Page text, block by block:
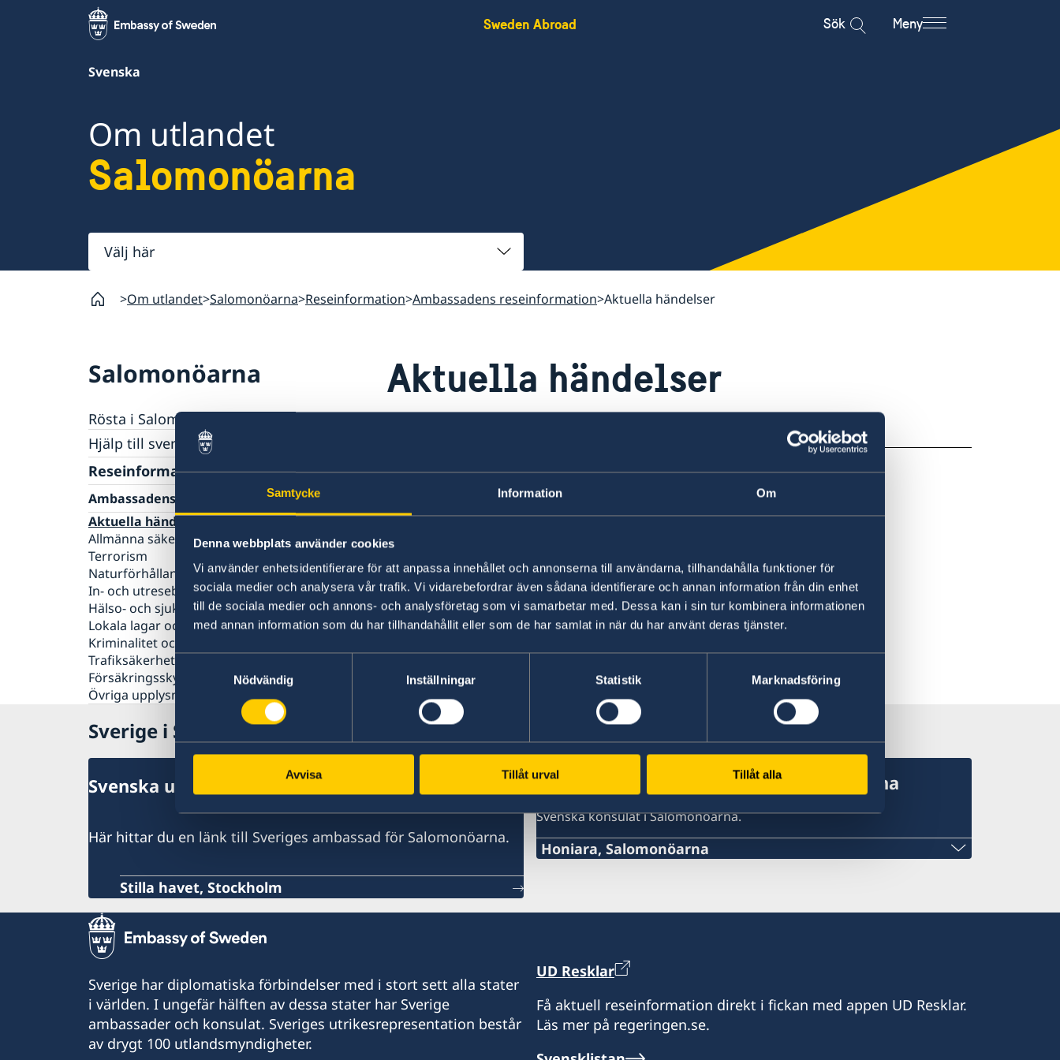
Samtycke Information Om
Denna webbplats använder cookies
Vi använder enhetsidentifierare för att anpassa innehållet och annonserna till användarna, tillhandahålla funktioner för
sociala medier och analysera vår trafik. Vi vidarebefordrar även sådana identifierare och annan information från din enhet
till de sociala medier och annons- och analysföretag som vi samarbetar med. Dessa kan i sin tur kombinera informationen
med annan information som du har tillhandahållit eller som de har samlat in när du har använt deras tjänster.
Samtyckesval
Nödvändig
Inställningar Statistik Marknadsföring
Avvisa Tillåt urval Tillåt alla
Sweden Abroad Sök Meny
Svenska
Om utlandet
Salomonöarna
Välj
här
Om utlandet Salomonöarna Reseinformation Ambassadens reseinformation Aktuella händelser
Salomonöarna
Rösta i Salomonöarna
Hjälp till svenskar i Salomonöarna
Rösta i Salomonöarna
Akut hjälp
Pass utomlands
Hjälp kring medborgarskap
Reseinformation
Ambassadens reseinformation
Aktuella händelser
Allmänna säkerhetsläget
Terrorism
Naturförhållanden och katastrofer
In- och utresebestämmelser
Hälso- och sjukvård
Lokala lagar och sedvänjor
Kriminalitet och personlig säkerhet
Trafiksäkerhet
Försäkringsskydd
Övriga upplysningar
Aktuella händelser
Sverige i Salomonöarna
Svenska utlandsmyndigheter i Salomonöarna
Här hittar du en länk till Sveriges ambassad för Salomonöarna.
Stilla havet, Stockholm
Svenska honorärkonsulat i Salomonöarna
Svenska konsulat i Salomonöarna.
Honiara, Salomonöarna
honoraryconsulsweden@gmail.com
Sveriges honorärkonsulat i Honiara - temporärt stängt för besök
(c/o Island Enterprises LTD
Sverige har diplomatiska förbindelser med i stort sett alla stater
i världen. I ungefär hälften av dessa stater har Sverige
ambassader och konsulat. Sveriges utrikesrepresentation består
av drygt 100 utlandsmyndigheter.
UD Resklar
Få aktuell reseinformation direkt i fickan med appen UD Resklar.
Läs mer på regeringen.se.